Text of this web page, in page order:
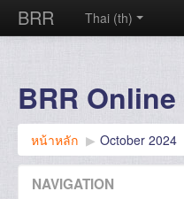
BRR Thai ‎(th)‎
BRR
หน้าหลัก ▶︎ October 2024
NAVIGATION